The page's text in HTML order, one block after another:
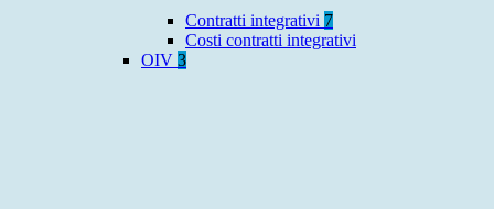
Contratti integrativi 7
Costi contratti integrativi
OIV 3